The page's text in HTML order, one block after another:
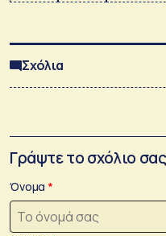
Σχόλια
Γράψτε το σχόλιο σας
Όνομα